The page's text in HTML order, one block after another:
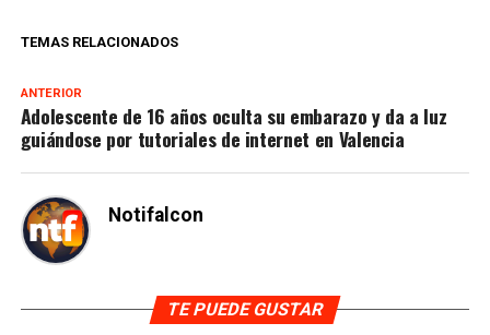
TEMAS RELACIONADOS
ANTERIOR
Adolescente de 16 años oculta su embarazo y da a luz
guiándose por tutoriales de internet en Valencia
Notifalcon
TE PUEDE GUSTAR